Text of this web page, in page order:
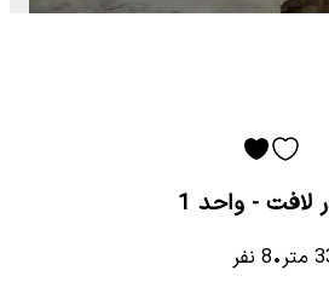
- واحد 1
متر•
8 نفر